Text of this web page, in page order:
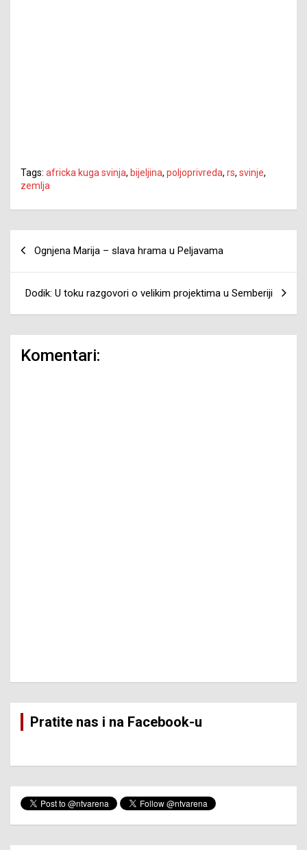
Tags: africka kuga svinja, bijeljina, poljoprivreda, rs, svinje,
zemlja
članaka
Ognjena Marija – slava hrama u Peljavama
Dodik: U toku razgovori o velikim projektima u Semberiji
Komentari:
Pratite nas i na Facebook-u